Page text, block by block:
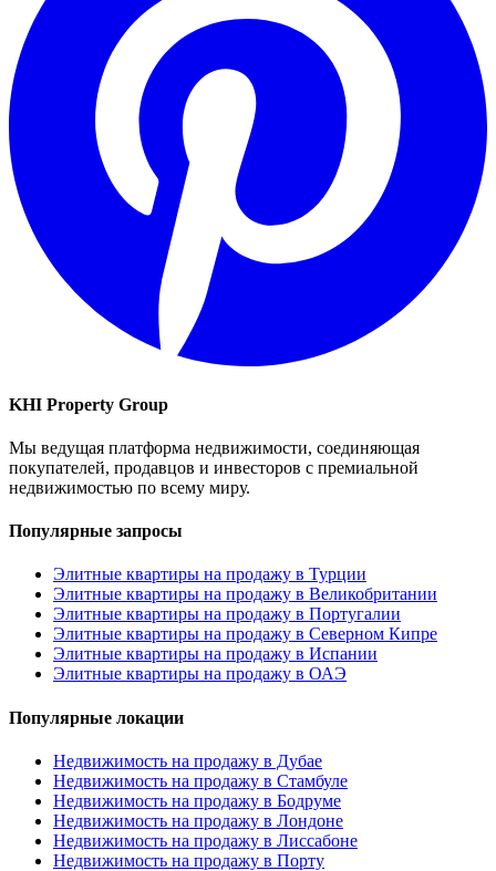
KHI Property Group
Мы ведущая платформа недвижимости, соединяющая
покупателей, продавцов и инвесторов с премиальной
недвижимостью по всему миру.
Популярные запросы
Элитные квартиры на продажу в Турции
Элитные квартиры на продажу в Великобритании
Элитные квартиры на продажу в Португалии
Элитные квартиры на продажу в Северном Кипре
Элитные квартиры на продажу в Испании
Элитные квартиры на продажу в ОАЭ
Популярные локации
Недвижимость на продажу в Дубае
Недвижимость на продажу в Стамбуле
Недвижимость на продажу в Бодруме
Недвижимость на продажу в Лондоне
Недвижимость на продажу в Лиссабоне
Недвижимость на продажу в Порту